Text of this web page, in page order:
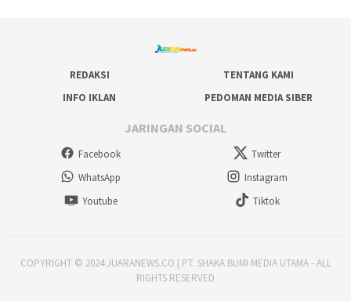
REDAKSI
TENTANG KAMI
INFO IKLAN
PEDOMAN MEDIA SIBER
JARINGAN SOCIAL
Facebook
Twitter
WhatsApp
Instagram
Youtube
Tiktok
COPYRIGHT © 2024 JUARANEWS.CO | PT. SHAKA BUMI MEDIA UTAMA - ALL
RIGHTS RESERVED